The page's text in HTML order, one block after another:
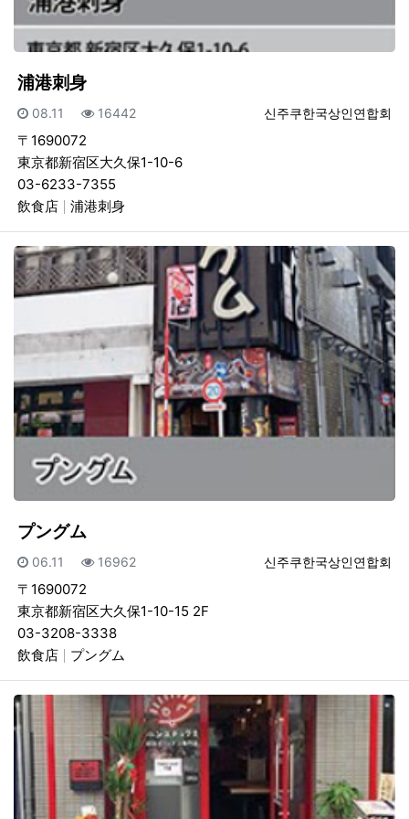
浦港刺身
등록자
신주쿠한국상인연합회
등록일
08.11 조회
16442
〒1690072
東京都新宿区大久保1-10-6
03-6233-7355
飲食店
浦港刺身
プングム
등록자
신주쿠한국상인연합회
등록일
06.11 조회
16962
〒1690072
東京都新宿区大久保1-10-15 2F
03-3208-3338
飲食店
プングム